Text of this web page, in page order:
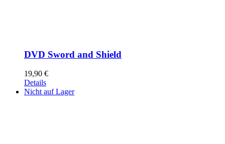
DVD Sword and Shield
19,90 €
Details
Nicht auf Lager